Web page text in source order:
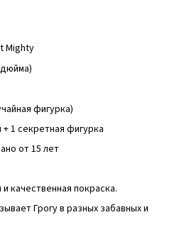
Mighty
фигурка)
1 секретная фигурка
от 15 лет
качественная покраска.
Грогу в разных забавных и